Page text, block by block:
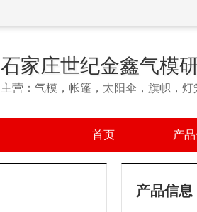
石家庄世纪金鑫气模
主营：气模，帐篷，太阳伞，旗帜，
首页 产
产品信息